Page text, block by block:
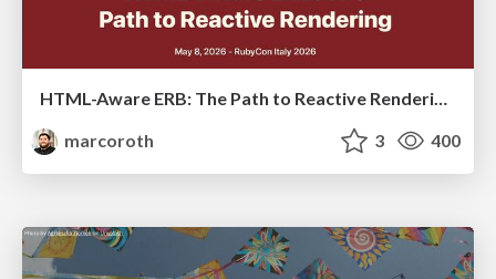
HTML-Aware ERB: The Path to Reactive Rendering @ RubyCon 2026, Rimini, Italy
marcoroth
3 400